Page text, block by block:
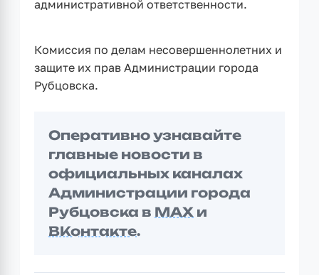
административной ответственности.
Комиссия по делам несовершеннолетних и
защите их прав Администрации города
Рубцовска.
Оперативно узнавайте
главные новости в
официальных каналах
Администрации города
Рубцовска в MAX и
ВКонтакте.